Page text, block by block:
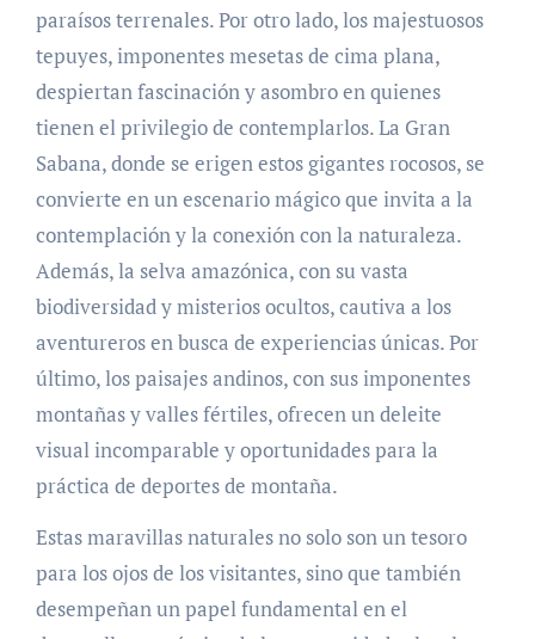
paraísos terrenales. Por otro lado, los majestuosos
tepuyes, imponentes mesetas de cima plana,
despiertan fascinación y asombro en quienes
tienen el privilegio de contemplarlos. La Gran
Sabana, donde se erigen estos gigantes rocosos, se
convierte en un escenario mágico que invita a la
contemplación y la conexión con la naturaleza.
Además, la selva amazónica, con su vasta
biodiversidad y misterios ocultos, cautiva a los
aventureros en busca de experiencias únicas. Por
último, los paisajes andinos, con sus imponentes
montañas y valles fértiles, ofrecen un deleite
visual incomparable y oportunidades para la
práctica de deportes de montaña.
Estas maravillas naturales no solo son un tesoro
para los ojos de los visitantes, sino que también
desempeñan un papel fundamental en el